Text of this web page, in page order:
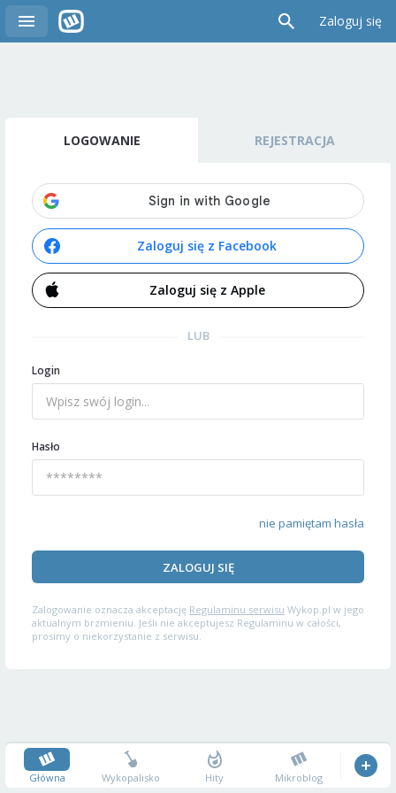
Zaloguj się
LOGOWANIE REJESTRACJA
Zaloguj się z Facebook
Zaloguj się z Apple
LUB
Login
Hasło
nie pamiętam hasła
ZALOGUJ SIĘ
Zalogowanie oznacza akceptację Regulaminu serwisu Wykop.pl w jego
aktualnym brzmieniu. Jeśli nie akceptujesz Regulaminu w całości,
prosimy o niekorzystanie z serwisu.
Główna Wykopalisko Hity Mikroblog